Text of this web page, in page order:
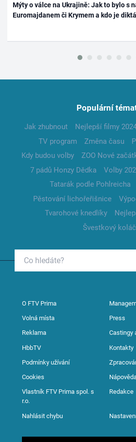
Mýty o válce na Ukrajině: Jak to bylo s
Euromajdanem či Krymem a kdo je
Populární
Jak zhubnout Nejlepší filmy
TV program
Změna času
Kdy budou volby
ZOO Nové
7 pádů Honzy Dědka
Volby
Tatarák podle Pohlreicha
Pěstování lichořeřišnice
Tvarohové knedlíky
Švestkový koláč
O FTV Prima
Volná místa Press
Reklama Castingy
HbbTV Kontakty
Podmínky užívání
Cookies
Vlastník FTV Prima spol. s
r.o.
Redakce
Nahlásit chybu